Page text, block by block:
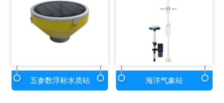
五参数浮标水质站 海洋气象站